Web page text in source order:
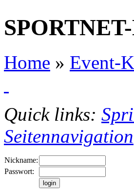
Home » Event-
Quick links:
Seitennavigation
Nickname:
Passwort: